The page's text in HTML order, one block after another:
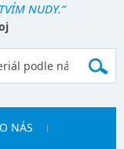
NUDY.“
O NÁS